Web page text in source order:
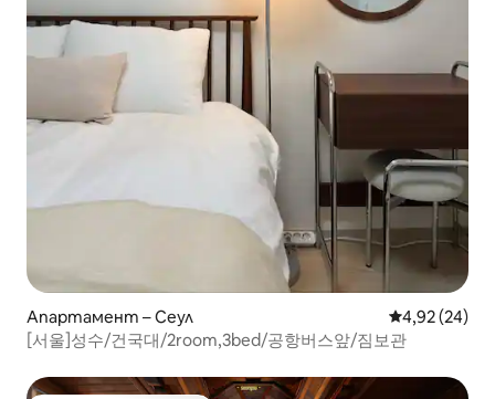
Апартамент – Сеул Средна
4,92 (24)
[서울]성수/건국대/2room,3bed/공항버스앞/짐보관